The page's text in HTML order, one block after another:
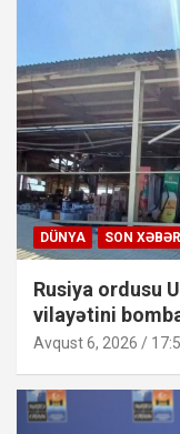
DÜNYA SON
Rusiya ordusu
vilayətini
Avqust 6, 2026 /